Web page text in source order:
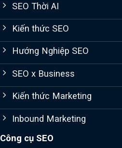
SEO Thời AI
Kiến thức SEO
Hướng Nghiệp SEO
SEO x Business
Kiến thức Marketing
Inbound Marketing
Công cụ SEO